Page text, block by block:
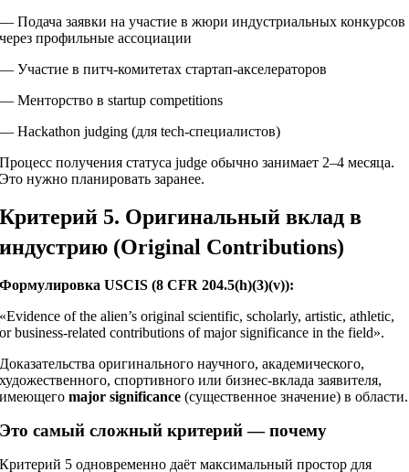
— Подача заявки на участие в жюри индустриальных конкурсов
через профильные ассоциации
— Участие в питч-комитетах стартап-акселераторов
— Менторство в startup competitions
— Hackathon judging (для tech-специалистов)
Процесс получения статуса judge обычно занимает 2–4 месяца.
Это нужно планировать заранее.
Критерий 5. Оригинальный вклад в
индустрию (Original Contributions)
Формулировка USCIS (8 CFR 204.5(h)(3)(v)):
«Evidence of the alien’s original scientific, scholarly, artistic, athletic,
or business-related contributions of major significance in the field».
Доказательства оригинального научного, академического,
художественного, спортивного или бизнес-вклада заявителя,
имеющегоmajor significance (существенное значение) в области.
Это самый сложный критерий — почему
Критерий 5 одновременно даёт максимальный простор для